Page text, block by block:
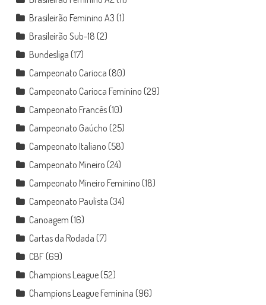
Brasileirão Feminino A3 (1)
Brasileirão Sub-18 (2)
Bundesliga (17)
Campeonato Carioca (80)
Campeonato Carioca Feminino (29)
Campeonato Francês(10)
Campeonato Gaúcho (25)
Campeonato Italiano (58)
Campeonato Mineiro (24)
Campeonato Mineiro Feminino (18)
Campeonato Paulista (34)
Canoagem (16)
Cartas da Rodada (7)
CBF(69)
Champions League(52)
Champions League Feminina (96)